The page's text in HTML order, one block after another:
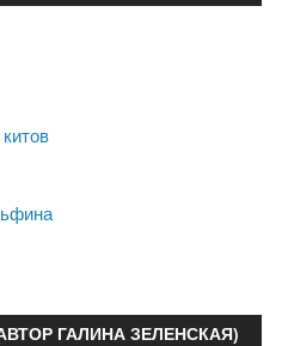
ГАЛИНА ЗЕЛЕНСКАЯ)